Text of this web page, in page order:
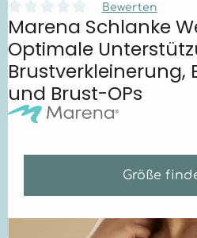
Durchschnittliche Bewertung
Bewerten
Marena Schlanke
Optimale
Brustverkleinerung,
und Brust-OPs
Größe
Bildergalerie überspringen